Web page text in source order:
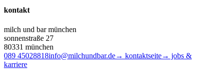
kontakt
milch und bar münchen
sonnenstraße 27
80331 münchen
089 45028818info@milchundbar.de→ kontaktseite→ jobs &
karriere